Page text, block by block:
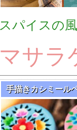
スパイスの
マサラ
手描きカシミー